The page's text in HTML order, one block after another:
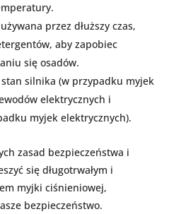
przez dłuższy czas,
aby zapobiec
się osadów.
silnika (w przypadku myjek
elektrycznych i
myjek elektrycznych).
zasad bezpieczeństwa i
się długotrwałym i
myjki ciśnieniowej,
bezpieczeństwo.